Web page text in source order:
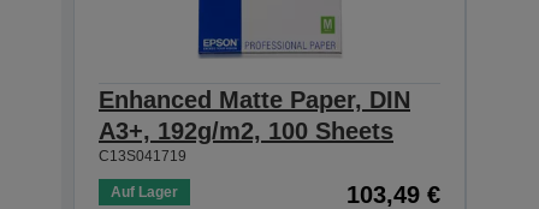
Enhanced Matte Paper, DIN
A3+, 192g/m2, 100 Sheets
C13S041719
Auf Lager 103,49 €